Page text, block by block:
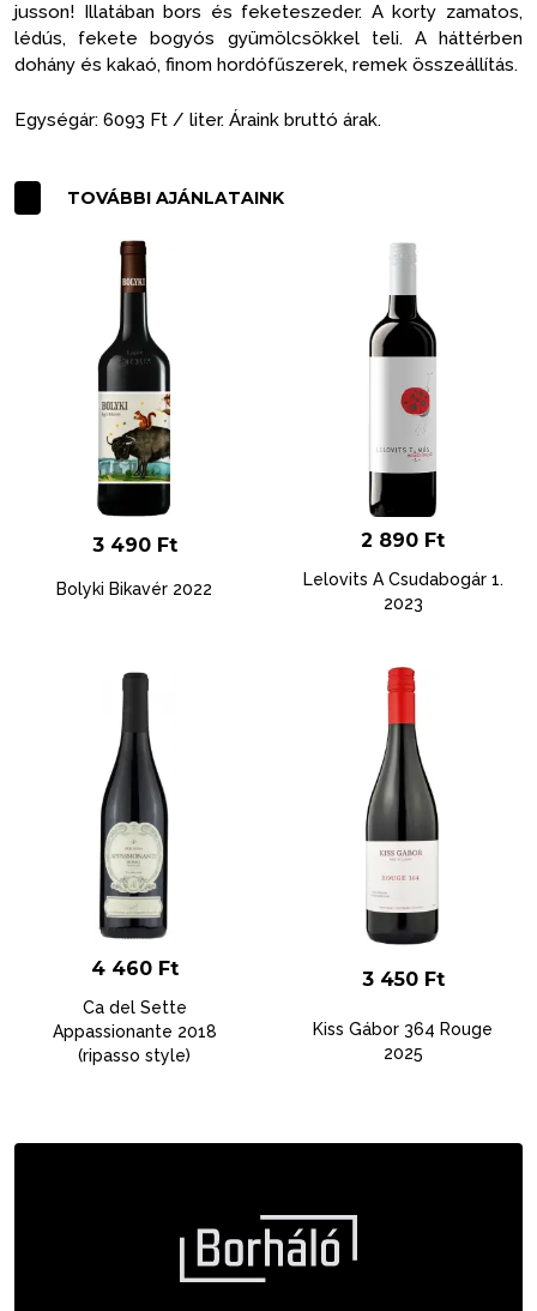
jusson! Illatában bors és feketeszeder. A korty zamatos,
lédús, fekete bogyós gyümölcsökkel teli. A háttérben
dohány és kakaó, finom hordófűszerek, remek összeállítás.
Egységár: 6093 Ft / liter. Áraink bruttó árak.
TOVÁBBI AJÁNLATAINK
3 490 Ft
Bolyki Bikavér 2022
2 890 Ft
Lelovits A Csudabogár 1.
2023
4 460 Ft
Ca del Sette
Appassionante 2018
(ripasso style)
3 450 Ft
Kiss Gábor 364 Rouge
2025